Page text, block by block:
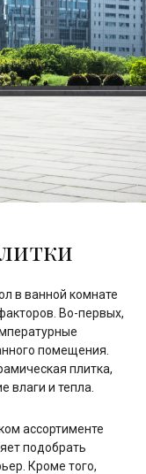
в ванной комнате
Во-первых,
помещения.
плитка,
влаги и тепла.
ассортименте
подобрать
Кроме того,